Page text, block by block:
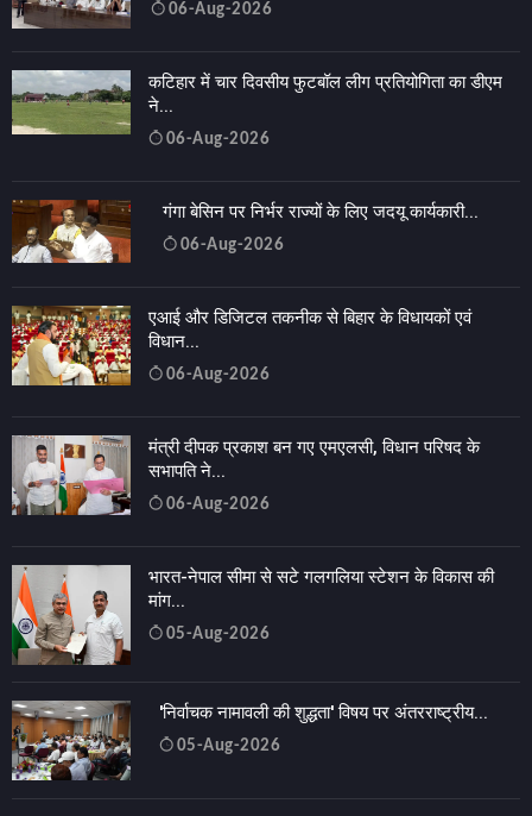
06-Aug-2026
कटिहार में चार दिवसीय फुटबॉल लीग प्रतियोगिता का डीएम
ने...
06-Aug-2026
गंगा बेसिन पर निर्भर राज्यों के लिए जदयू कार्यकारी...
06-Aug-2026
एआई और डिजिटल तकनीक से बिहार के विधायकों एवं
विधान...
06-Aug-2026
मंत्री दीपक प्रकाश बन गए एमएलसी, विधान परिषद के
सभापति ने...
06-Aug-2026
भारत-नेपाल सीमा से सटे गलगलिया स्टेशन के विकास की
मांग...
05-Aug-2026
'निर्वाचक नामावली की शुद्धता' विषय पर अंतरराष्ट्रीय...
05-Aug-2026